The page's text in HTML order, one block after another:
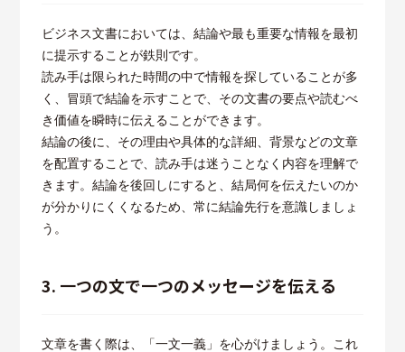
ビジネス文書においては、結論や最も重要な情報を最初
に提示することが鉄則です。
読み手は限られた時間の中で情報を探していることが多
く、冒頭で結論を示すことで、その文書の要点や読むべ
き価値を瞬時に伝えることができます。
結論の後に、その理由や具体的な詳細、背景などの文章
を配置することで、読み手は迷うことなく内容を理解で
きます。結論を後回しにすると、結局何を伝えたいのか
が分かりにくくなるため、常に結論先行を意識しましょ
う。
3. 一つの文で一つのメッセージを伝える
文章を書く際は、「一文一義」を心がけましょう。これ